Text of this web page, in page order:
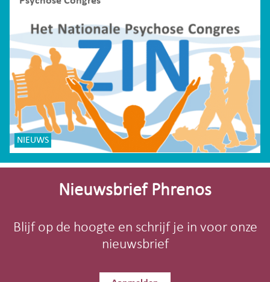
NIEUWS
Site-
Nieuwsbrief Phrenos
Blijf op de hoogte en schrijf je in voor onze
nieuwsbrief